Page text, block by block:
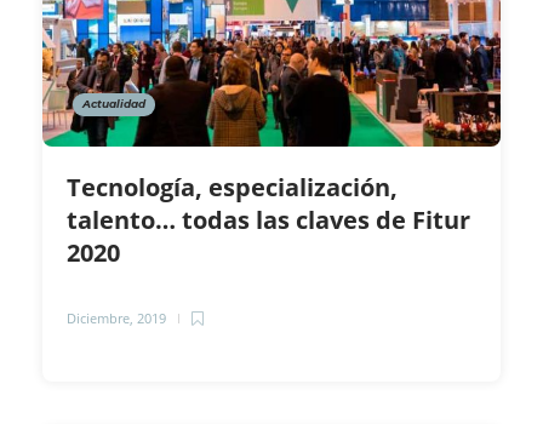
Actualidad
Tecnología, especialización,
talento… todas las claves de Fitur
2020
Diciembre, 2019